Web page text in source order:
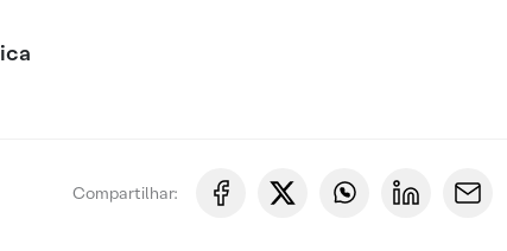
Compartilhar: